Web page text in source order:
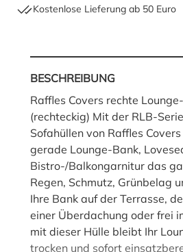
Kostenlose Lieferung ab 50 Euro
BESCHREIBUNG
Raffles Covers rechte
(rechteckig) Mit der RLB-
Sofahüllen von Raffles
gerade Lounge-Bank,
Bistro-/Balkongarnitur das
Regen, Schmutz, Grünbelag
Ihre Bank auf der Terrasse,
einer Überdachung oder frei
mit dieser Hülle bleibt Ihr
trocken und sofort